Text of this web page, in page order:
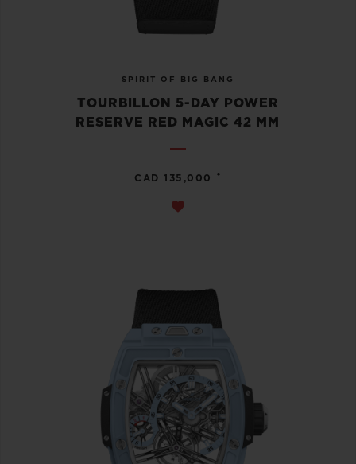
SPIRIT OF BIG BANG
TOURBILLON 5-DAY POWER
RESERVE RED MAGIC 42 MM
CAD 135,000 •